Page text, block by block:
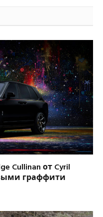
Cullinan от Cyril
граффити